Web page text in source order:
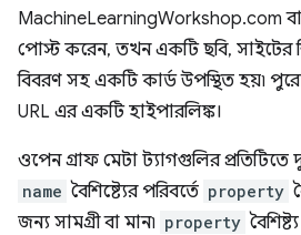
MachineLearningWorkshop.com
পোস্ট করেন, তখন একটি ছবি, সাইটের
বিবরণ সহ একটি কার্ড উপস্থিত হয়৷
URL এর একটি হাইপারলিঙ্ক।
ওপেন গ্রাফ মেটা ট্যাগগুলির প্রতিটিতে
name বৈশিষ্ট্যের পরিবর্তে property
জন্য সামগ্রী বা মান৷ property